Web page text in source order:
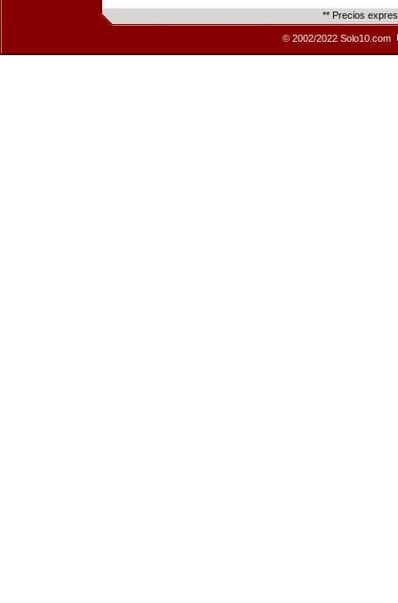
** Precios
© 2002/2022 Solo10.com